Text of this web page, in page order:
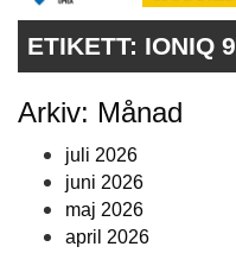
ANNONSERA
ETIKETT: IONIQ 9
Arkiv: Månad
juli 2026
juni 2026
maj 2026
april 2026